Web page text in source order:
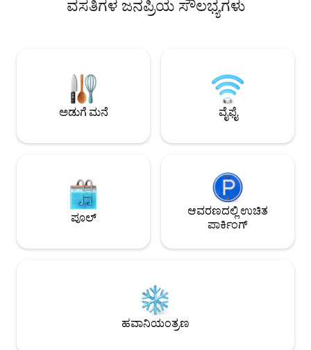
ನೀಡುತ್ತದೆ. ನಮ್ಮ 65 ಇಂಚಿನ ಸ್ಮಾರ್ಟ್ ಟಿವಿಯಲ್ಲಿ
ಅನ್ನು ಆನಂದಿಸಿ ಮತ್ತು ನಮ್ಮ ಸಂಪೂರ್ಣವಾಗಿ
ಸಂಗ್ರಹವಾಗಿರುವ ಅಡುಗೆಮನೆಯಲ್ಲಿ ರುಚಿಕರವಾದ
ಊಟವನ್ನು ಸುಲಭವಾಗಿ ತಯಾರಿಸಿ ನೀವು ಇಲ್ಲಿದ್ದೀರಿ
ಎಂದು ನಮಗೆ ಸಂತೋಷವಾಗಿದೆ. ಮನೆಗೆ ಸುಸ್ವಾಗತ.
ಅನುಮತಿಸಲಾಗುವುದಿಲ್ಲ. ಸಾಕುಪ್ರಾಣಿಗಳನ್ನು
ನೆರೆಹೊರೆಯು "ಶಬ್ದದ
ನೀತಿ"ಯನ್ನು
ವಸತಿಗಳ ಜನಪ್ರಿಯ ಸೌಲಭ್ಯಗಳು
ಅಡುಗೆ ಮನೆ ವೈಫೈ
ಪೂಲ್
ಆವರಣದಲ್ಲಿ ಉಚಿತ
ಪಾರ್ಕಿಂಗ್
ಹವಾನಿಯಂತ್ರಣ